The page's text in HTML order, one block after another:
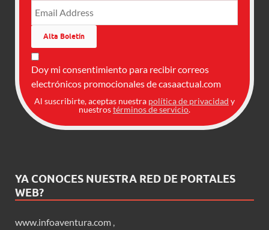
Doy mi consentimiento para recibir correos
electrónicos promocionales de casaactual.com
Al suscribirte, aceptas nuestra política de privacidad y
nuestrostérminos de servicio.
YA CONOCES NUESTRA RED DE PORTALES
WEB?
www.infoaventura.com ,